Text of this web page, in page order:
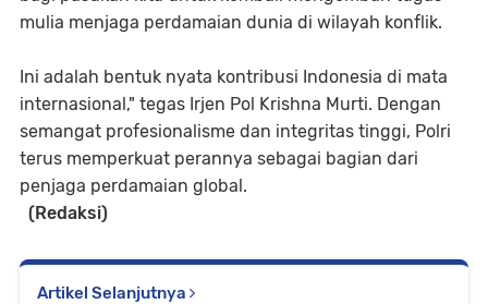
mulia menjaga perdamaian dunia di wilayah konflik.
Ini adalah bentuk nyata kontribusi Indonesia di mata
internasional," tegas Irjen Pol Krishna Murti. Dengan
semangat profesionalisme dan integritas tinggi, Polri
terus memperkuat perannya sebagai bagian dari
penjaga perdamaian global.
(Redaksi)
Artikel Selanjutnya